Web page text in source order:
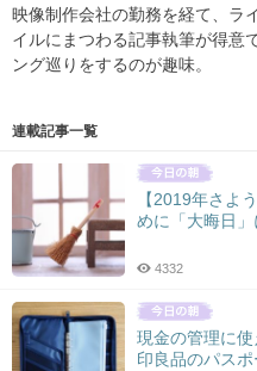
映像制作会社の勤務を経て、ラ
イルにまつわる記事執筆が得意
ング巡りをするのが趣味。
連載記事一覧
【2019年さよ
めに「大晦日
4332
現金の管理に
印良品のパスポ